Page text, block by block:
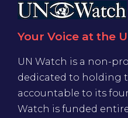
Your Voice at the
UN Watch is a non-
dedicated to holding
accountable to its
Watch is funded